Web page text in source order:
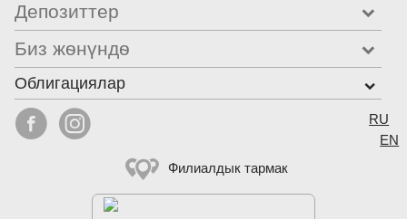
Депозиттер
Биз жѳнүндѳ
Облигациялар
 
RU
EN
Филиалдык тармак